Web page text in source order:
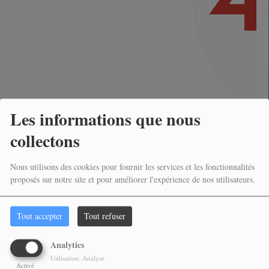
Les informations que nous
collectons
Nous utilisons des cookies pour fournir les services et les fonctionnalités
proposés sur notre site et pour améliorer l'expérience de nos utilisateurs.
Tout accepter Tout refuser
Analytics
Activé
Utilisation: Analyse
OUPS, VOUS AVEZ
RENCONTRÉ UNE
ERREUR.
IL SEMBLE QUE LA PAGE QUE VOUS
RECHERCHEZ N’EXISTE PLUS.